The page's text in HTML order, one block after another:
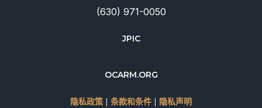
(630) 971-0050
JPIC
OCARM.ORG
隐私政策 | 条款和条件 | 隐私声明